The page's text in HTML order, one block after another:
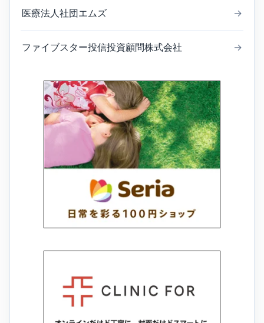
医療法人社団エムズ →
ファイブスター投信投資顧問株式会社 →